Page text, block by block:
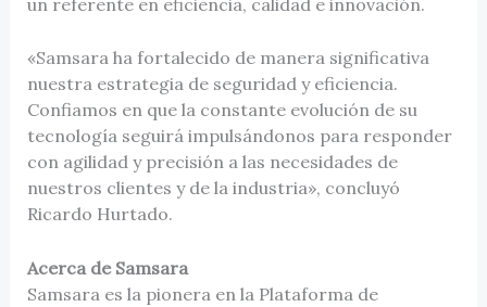
«Samsara ha fortalecido de manera significativa
nuestra estrategia de seguridad y eficiencia.
Confiamos en que la constante evolución de su
tecnología seguirá impulsándonos para responder
con agilidad y precisión a las necesidades de
nuestros clientes y de la industria», concluyó
Ricardo Hurtado.
Acerca de Samsara
Samsara es la pionera en la Plataforma de